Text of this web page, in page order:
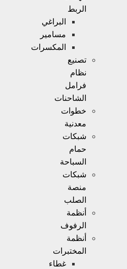
الربط
البراغي
مسامير
المكسرات
تصنيع
نظام
فرامل
الشاحنات
خطوات
معدنية
شبكات
حمام
السباحة
شبكات
منصة
الصلب
أنظمة
الرفوف
أنظمة
المختبرات
غطاء